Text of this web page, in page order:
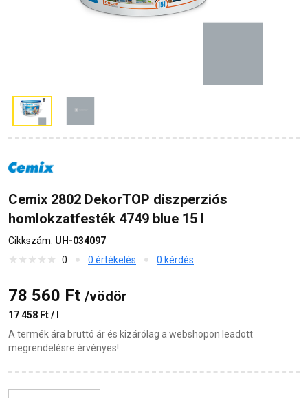
Cemix 2802 DekorTOP diszperziós
homlokzatfesték 4749 blue 15 l
Cikkszám: UH-034097
0
0 értékelés 0 kérdés
78 560 Ft /vödör
17 458 Ft / l
A termék ára bruttó ár és kizárólag a webshopon leadott
megrendelésre érvényes!